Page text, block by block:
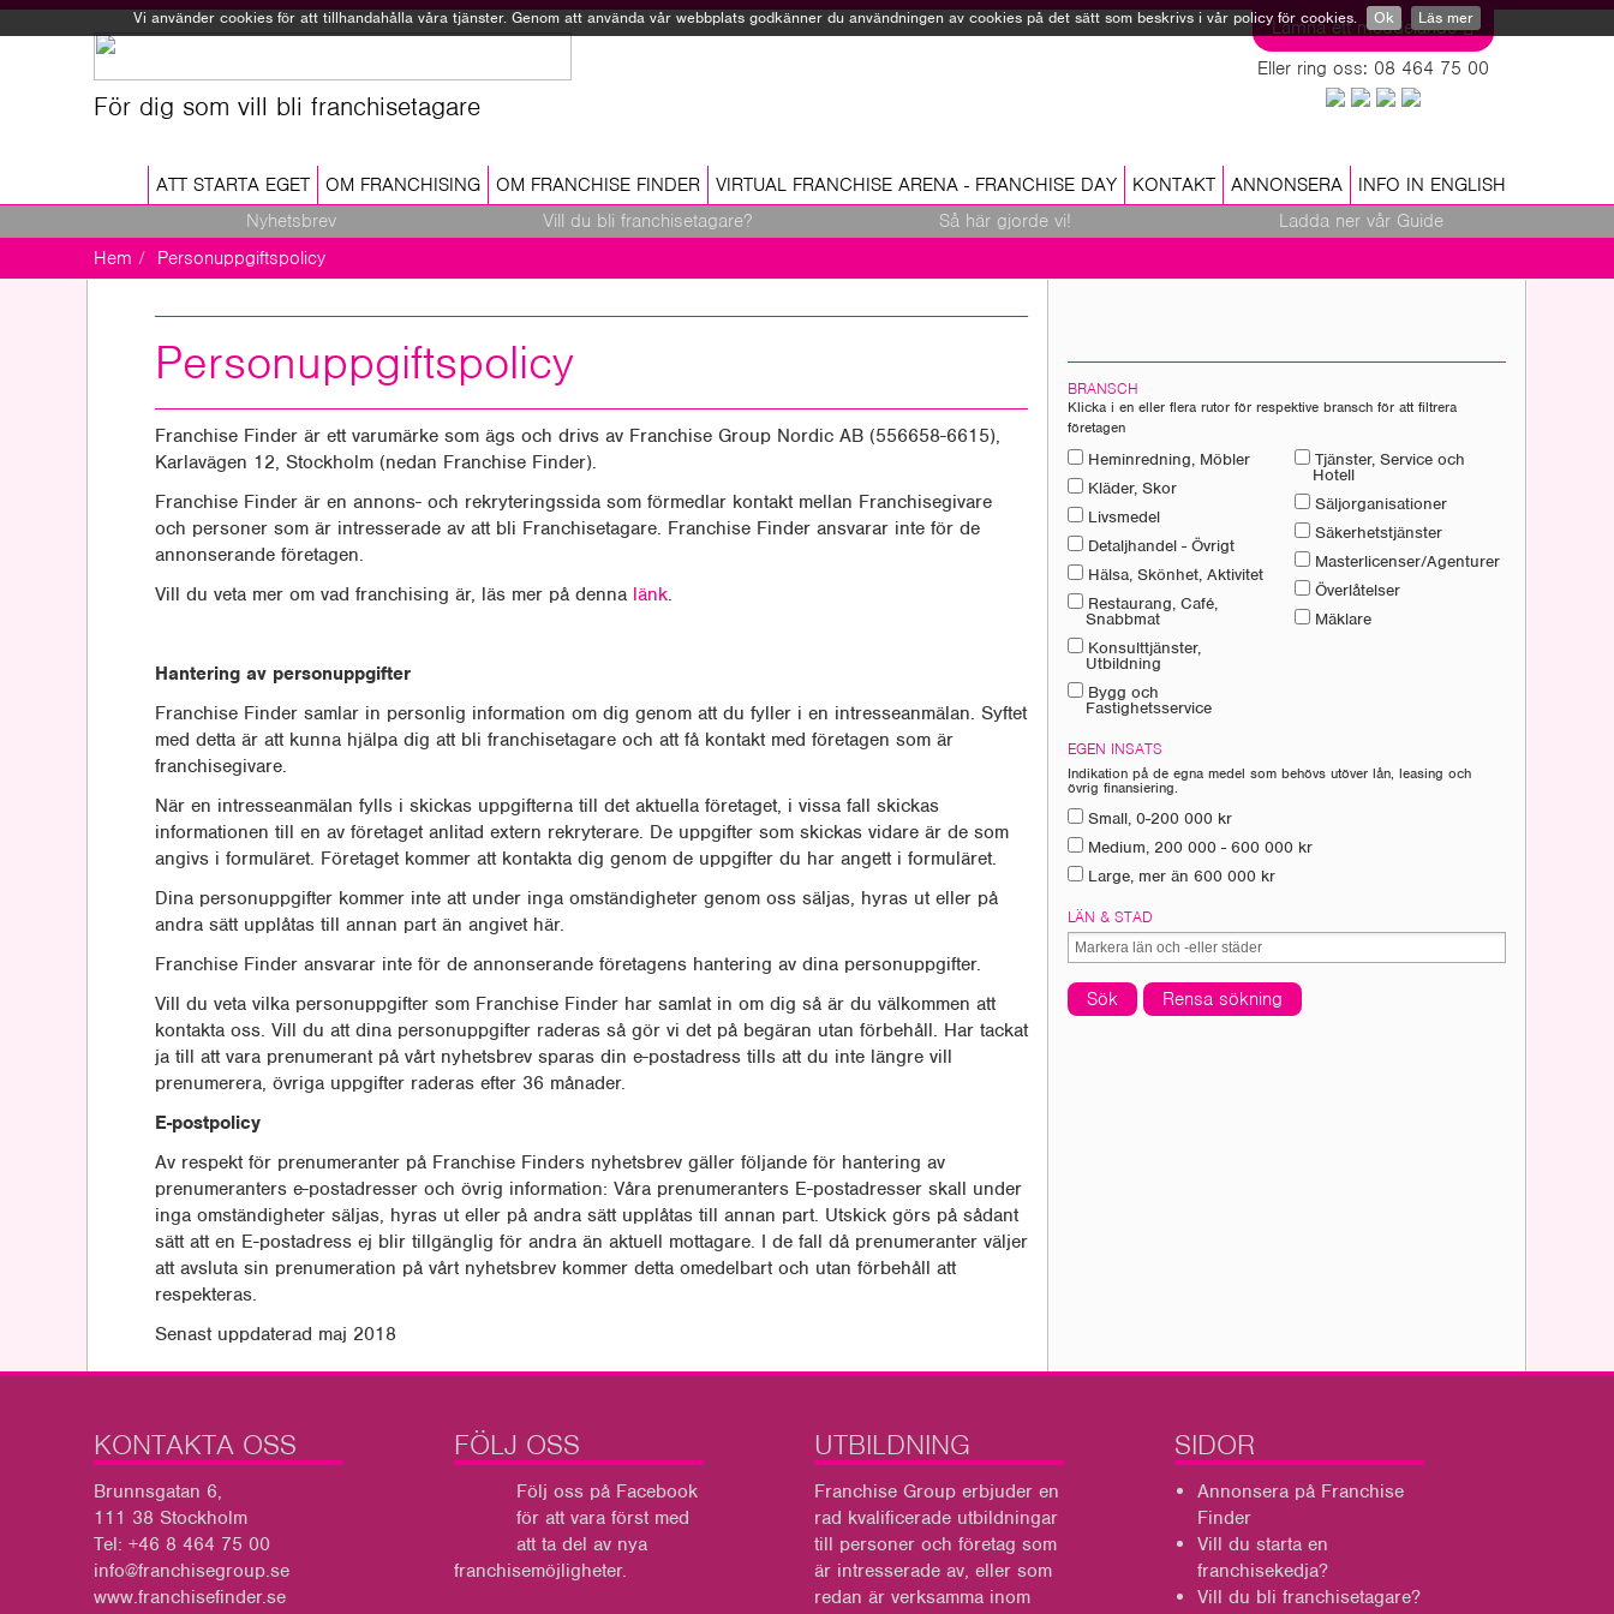
Vi använder cookies för att tillhandahålla våra tjänster. Genom att använda vår webbplats godkänner du användningen av cookies på det sätt som beskrivs i vår policy för cookies. Ok Läs mer
För dig som vill bli franchisetagare
Lämna ett meddelande
Eller ring oss: 08 464 75 00
ATT STARTA EGET OM FRANCHISING OM FRANCHISE FINDER VIRTUAL FRANCHISE ARENA - FRANCHISE DAY KONTAKT ANNONSERA
INFO IN ENGLISH
Nyhetsbrev
Vill du bli franchisetagare? Så här gjorde vi!
Ladda ner vår Guide
Hem
Personuppgiftspolicy
Personuppgiftspolicy
Franchise Finder är ett varumärke som ägs och drivs av Franchise Group Nordic AB (556658-6615),
Karlavägen 12, Stockholm (nedan Franchise Finder).
Franchise Finder är en annons- och rekryteringssida som förmedlar kontakt mellan Franchisegivare
och personer som är intresserade av att bli Franchisetagare. Franchise Finder ansvarar inte för de
annonserande företagen.
Vill du veta mer om vad franchising är, läs mer på denna länk.
Hantering av personuppgifter
Franchise Finder samlar in personlig information om dig genom att du fyller i en intresseanmälan. Syftet
med detta är att kunna hjälpa dig att bli franchisetagare och att få kontakt med företagen som är
franchisegivare.
När en intresseanmälan fylls i skickas uppgifterna till det aktuella företaget, i vissa fall skickas
informationen till en av företaget anlitad extern rekryterare. De uppgifter som skickas vidare är de som
angivs i formuläret. Företaget kommer att kontakta dig genom de uppgifter du har angett i formuläret.
Dina personuppgifter kommer inte att under inga omständigheter genom oss säljas, hyras ut eller på
andra sätt upplåtas till annan part än angivet här.
Franchise Finder ansvarar inte för de annonserande företagens hantering av dina personuppgifter.
Vill du veta vilka personuppgifter som Franchise Finder har samlat in om dig så är du välkommen att
kontakta oss. Vill du att dina personuppgifter raderas så gör vi det på begäran utan förbehåll. Har tackat
ja till att vara prenumerant på vårt nyhetsbrev sparas din e-postadress tills att du inte längre vill
prenumerera, övriga uppgifter raderas efter 36 månader.
E-postpolicy
Av respekt för prenumeranter på Franchise Finders nyhetsbrev gäller följande för hantering av
prenumeranters e-postadresser och övrig information: Våra prenumeranters E-postadresser skall under
inga omständigheter säljas, hyras ut eller på andra sätt upplåtas till annan part. Utskick görs på sådant
sätt att en E-postadress ej blir tillgänglig för andra än aktuell mottagare. I de fall då prenumeranter väljer
att avsluta sin prenumeration på vårt nyhetsbrev kommer detta omedelbart och utan förbehåll att
respekteras.
Senast uppdaterad maj 2018
BRANSCH
Klicka i en eller flera rutor för respektive bransch för att filtrera
företagen
Heminredning, Möbler
Kläder, Skor
Livsmedel
Detaljhandel - Övrigt
Hälsa, Skönhet, Aktivitet
Restaurang, Café,
Snabbmat
Konsulttjänster,
Utbildning
Bygg och
Fastighetsservice
Tjänster, Service och
Hotell
Säljorganisationer
Säkerhetstjänster
Masterlicenser/Agenturer
Överlåtelser
Mäklare
EGEN INSATS
Indikation på de egna medel som behövs utöver lån, leasing och
övrig finansiering.
Small, 0-200 000 kr
Medium, 200 000 - 600 000 kr
Large, mer än 600 000 kr
LÄN & STAD
Sök Rensa sökning
KONTAKTA OSS
Brunnsgatan 6,
111 38 Stockholm
Tel: +46 8 464 75 00
info@franchisegroup.se
www.franchisefinder.se
FÖLJ OSS
Följ oss på Facebook
för att vara först med
att ta del av nya
franchisemöjligheter.
UTBILDNING
Franchise Group erbjuder en
rad kvalificerade utbildningar
till personer och företag som
är intresserade av, eller som
redan är verksamma inom
SIDOR
Annonsera på Franchise
Finder
Vill du starta en
franchisekedja?
Vill du bli franchisetagare?